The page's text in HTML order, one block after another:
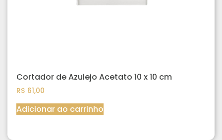
Cortador de Azulejo Acetato 10 x 10 cm
R$ 61,00
Adicionar ao carrinho